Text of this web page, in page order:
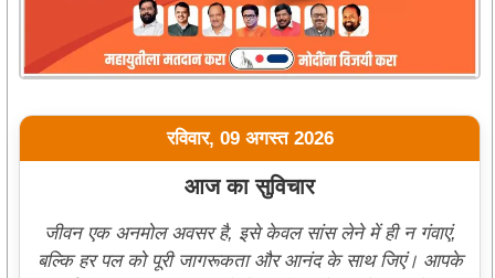
रविवार, 09 अगस्त 2026
आज का सुविचार
जीवन एक अनमोल अवसर है, इसे केवल सांस लेने में ही न गंवाएं,
बल्कि हर पल को पूरी जागरूकता और आनंद के साथ जिएं। आपके